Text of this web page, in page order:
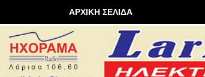
ΑΡΧΙΚΗ ΣΕΛΙΔΑ